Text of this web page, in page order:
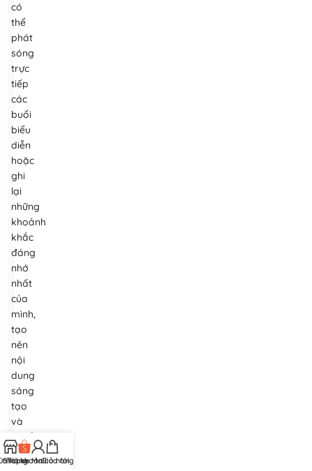
có
thể
phát
sóng
trực
tiếp
các
buổi
biểu
diễn
hoặc
ghi
lại
những
khoảnh
khắc
đáng
nhớ
nhất
của
mình,
tạo
nên
nội
dung
sáng
tạo
và
nguồn
cảm
hứng
hàng
Shopee Mall
Tài khoản của tôi
Giỏ hàng